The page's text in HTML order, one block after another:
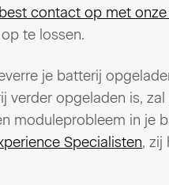
contact op met
te lossen.
je batterij
verder opgeladen is,
moduleprobleem in je
Specialisten, zij